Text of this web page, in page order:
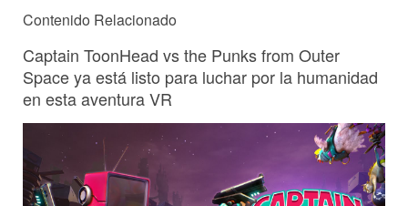
Contenido Relacionado
Captain ToonHead vs the Punks from Outer
Space ya está listo para luchar por la humanidad
en esta aventura VR